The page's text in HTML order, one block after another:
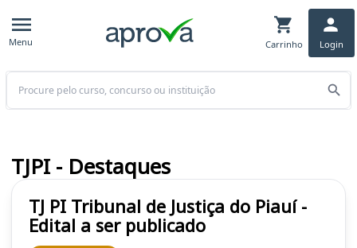
Menu Carrinho Login
Buscar
TJ PI Tribunal de Justiça do Piauí -
Edital a ser publicado
TJPI - Destaques